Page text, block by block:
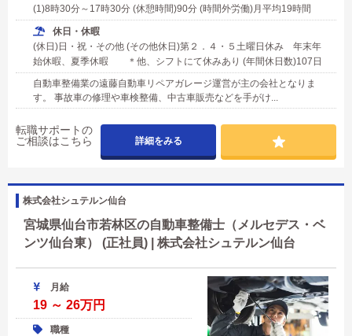
(1)8時30分～17時30分 (休憩時間)90分 (時間外労働)月平均19時間
休日・休暇
(休日)日・祝・その他 (その他休日)第２．４・５土曜日休み 年末年
始休暇、夏季休暇 ＊他、シフトにて休みあり (年間休日数)107日
自動車整備業の遠藤自動車リペアガレージ運営が主の会社となりま
す。 事故車の修理や車検整備、中古車販売などを手がけ...
転職サポートの
ご相談はこちら
詳細をみる
株式会社シュテルン仙台
宮城県仙台市若林区の自動車整備士（メルセデス・ベ
ンツ仙台東） (正社員) | 株式会社シュテルン仙台
月給
19 ～ 26万円
職種